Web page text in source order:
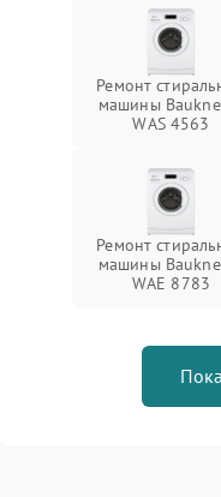
Ремонт
машины
WAS 4563
Ремонт
машины
WAE 8783